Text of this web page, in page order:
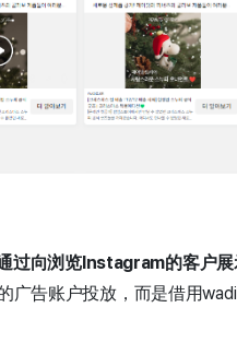
过向浏览Instagram的客户
广告账户投放，而是借用